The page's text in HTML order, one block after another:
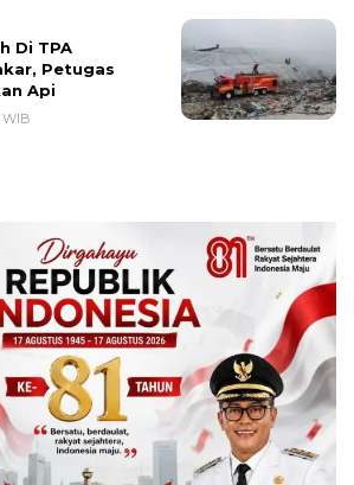
Di TPA
Petugas
Api
WIB